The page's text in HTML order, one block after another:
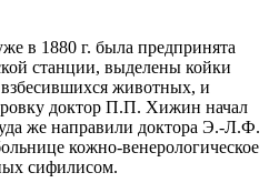
в 1880 г. была предпринята
станции, выделены койки
животных, и
доктор П.П. Хижин начал
же направили доктора Э.-Л.Ф.
кожно-венерологическое
сифилисом.